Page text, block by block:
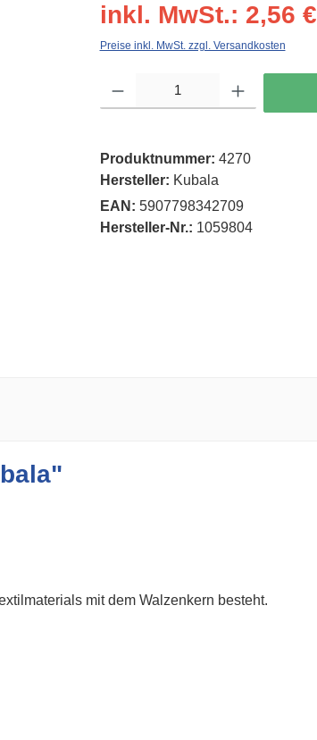
inkl. MwSt.: 2,56 €
Preise inkl. MwSt. zzgl. Versandkosten
Produktnummer: 4270
Hersteller: Kubala
EAN: 5907798342709
Hersteller-Nr.: 1059804
mit dem Walzenkern besteht.